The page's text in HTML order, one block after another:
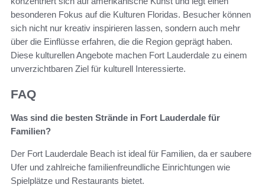
besonderen Fokus auf die Kulturen Floridas. Besucher können
sich nicht nur kreativ inspirieren lassen, sondern auch mehr
über die Einflüsse erfahren, die die Region geprägt haben.
Diese kulturellen Angebote machen Fort Lauderdale zu einem
unverzichtbaren Ziel für kulturell Interessierte.
FAQ
Was sind die besten Strände in Fort Lauderdale für
Familien?
Der Fort Lauderdale Beach ist ideal für Familien, da er saubere
Ufer und zahlreiche familienfreundliche Einrichtungen wie
Spielplätze und Restaurants bietet.